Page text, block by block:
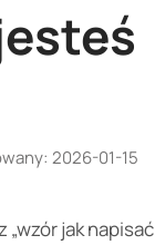
2026-01-15
jak napisać